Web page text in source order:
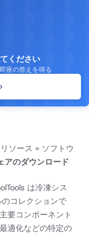
ください
座の答えを得る
ソース » ソフトウ
アのダウンロード
は冷凍シス
コレクションで
要コンポーネント
適化などの特定の